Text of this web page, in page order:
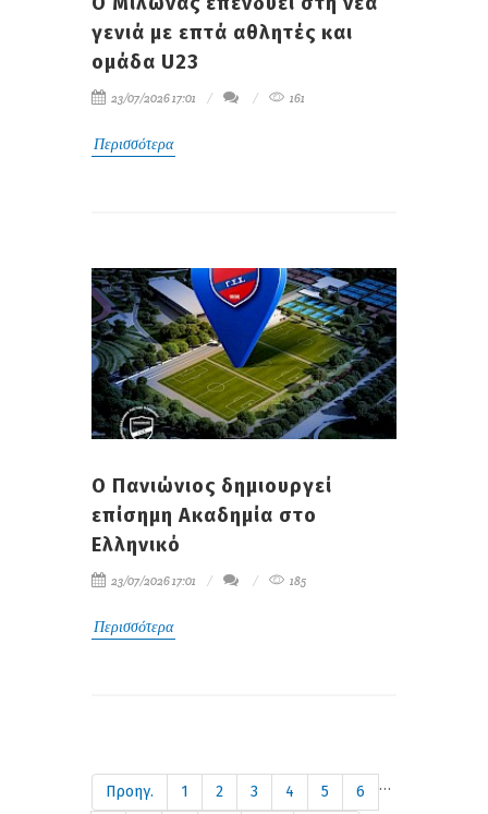
γενιά με επτά αθλητές και
ομάδα U23
23/07/2026 17:01 161
Περισσότερα
Ο Πανιώνιος δημιουργεί
επίσημη Ακαδημία στο
Ελληνικό
23/07/2026 17:01 185
Περισσότερα
Προηγ. 1 2 3 4 5
6
…